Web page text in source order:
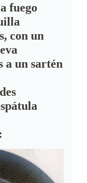
fuego
con un
a un sartén